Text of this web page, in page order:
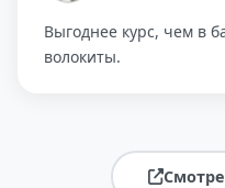
Выгоднее курс, чем в
волокиты.